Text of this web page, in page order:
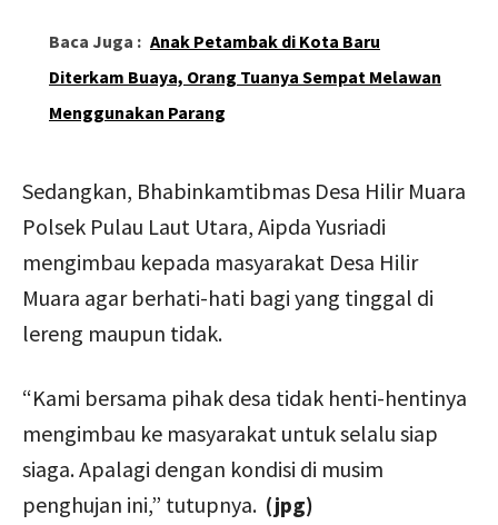
Baca Juga : Anak Petambak di Kota Baru
Diterkam Buaya, Orang Tuanya Sempat Melawan
Menggunakan Parang
Sedangkan, Bhabinkamtibmas Desa Hilir Muara
Polsek Pulau Laut Utara, Aipda Yusriadi
mengimbau kepada masyarakat Desa Hilir
Muara agar berhati-hati bagi yang tinggal di
lereng maupun tidak.
“Kami bersama pihak desa tidak henti-hentinya
mengimbau ke masyarakat untuk selalu siap
siaga. Apalagi dengan kondisi di musim
penghujan ini,” tutupnya. (jpg)